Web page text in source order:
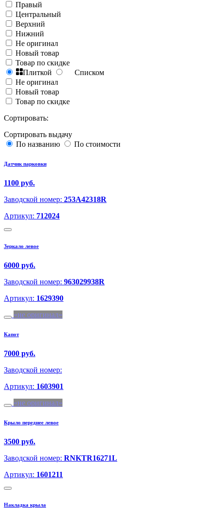
Правый
Центральный
Верхний
Нижний
Не оригинал
Новый товар
Товар по скидке
Плиткой
Списком
Не оригинал
Новый товар
Товар по скидке
Сортировать:
Сортировать выдачу
По названию
По стоимости
Датчик парковки
1100 руб.
Заводской номер: 253A42318R
Артикул: 712024
Зеркало левое
6000 руб.
Заводской номер: 963029938R
Артикул: 1629390
не оригинал
Капот
7000 руб.
Заводской номер:
Артикул: 1603901
не оригинал
Крыло переднее левое
3500 руб.
Заводской номер: RNKTR16271L
Артикул: 1601211
Накладка крыла